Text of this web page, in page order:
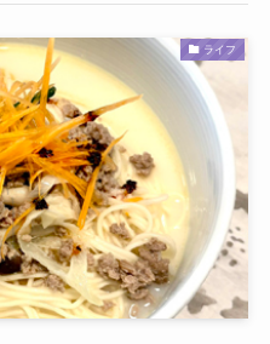
ライフ